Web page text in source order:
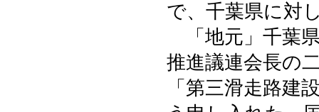
で、千葉県に対
「地元」千葉
推進議連会長の
「第三滑走路建